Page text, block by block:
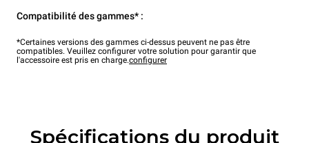
Compatibilité des gammes* :
*Certaines versions des gammes ci-dessus peuvent ne pas être
compatibles. Veuillez configurer votre solution pour garantir que
l'accessoire est pris en charge.configurer
Spécifications du produit